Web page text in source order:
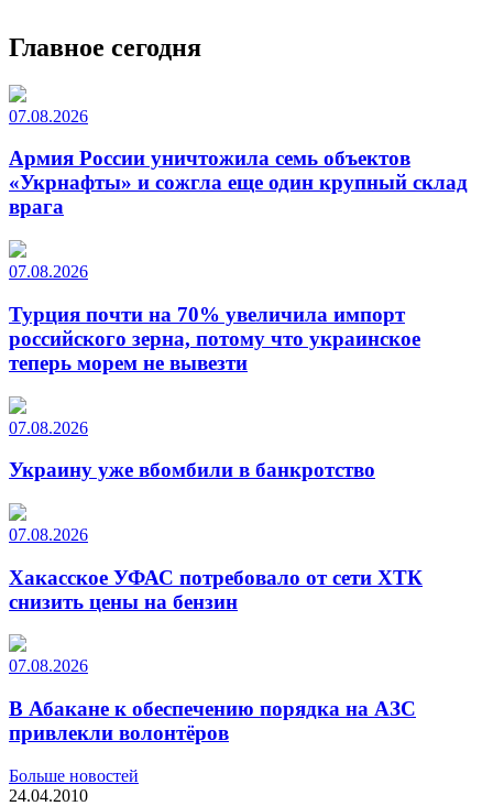
Главное сегодня
07.08.2026
Армия России уничтожила семь объектов
«Укрнафты» и сожгла еще один крупный склад
врага
07.08.2026
Турция почти на 70% увеличила импорт
российского зерна, потому что украинское
теперь морем не вывезти
07.08.2026
Украину уже вбомбили в банкротство
07.08.2026
Хакасское УФАС потребовало от сети ХТК
снизить цены на бензин
07.08.2026
В Абакане к обеспечению порядка на АЗС
привлекли волонтёров
Больше новостей
24.04.2010